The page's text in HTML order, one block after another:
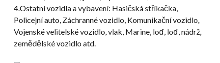
4.Ostatní vozidla a vybavení: Hasičská stříkačka,
Policejní auto, Záchranné vozidlo, Komunikační vozidlo,
Vojenské velitelské vozidlo, vlak, Marine, loď, loď, nádrž,
zemědělské vozidlo atd.